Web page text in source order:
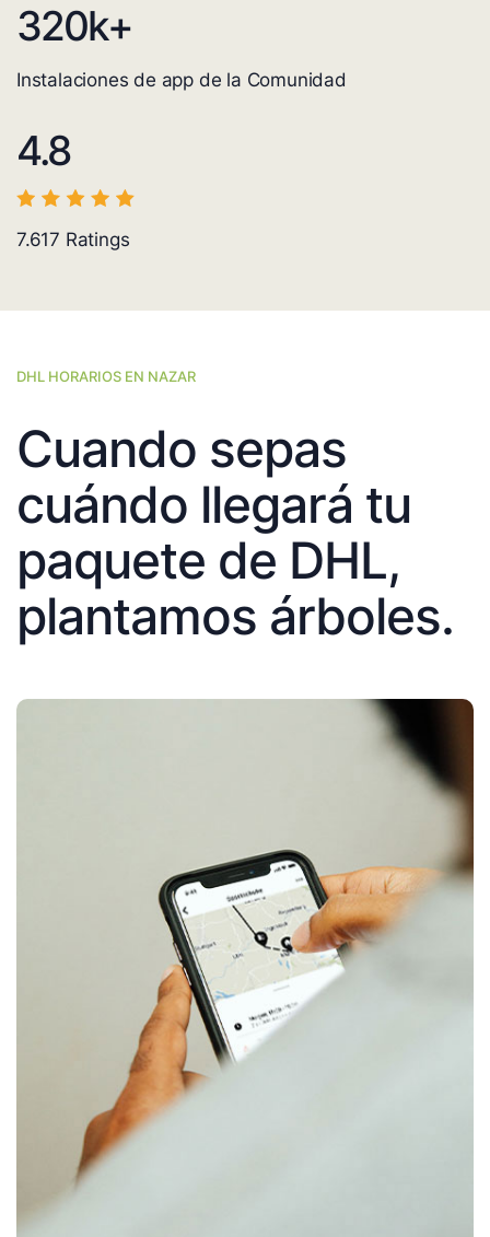
320k+
Instalaciones de app de la Comunidad
4.8
7.617 Ratings
DHL HORARIOS EN NAZAR
Cuando sepas
cuándo llegará tu
paquete de DHL,
plantamos árboles.